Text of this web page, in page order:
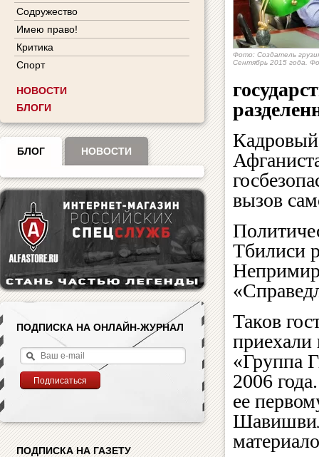
Содружество
Имею право!
Критика
Спорт
НОВОСТИ
БЛОГИ
БЛОГ НОВОСТИ
ПОДПИСКА НА ОНЛАЙН-ЖУРНАЛ
ПОДПИСКА НА ГАЗЕТУ
Фото: Создатель
Сентябрь 2015 года.
вызов
Тбилиси
Таков
приехали
«Группа
2006
ее